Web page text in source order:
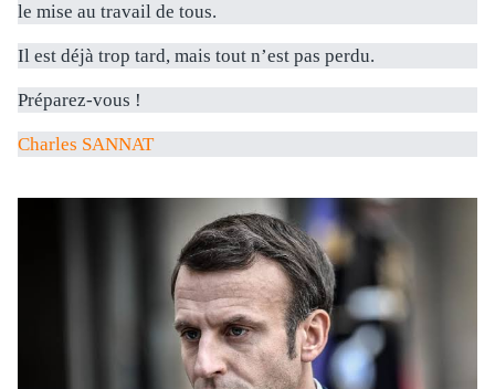
le mise au travail de tous.
Il est déjà trop tard, mais tout n’est pas perdu.
Préparez-vous !
Charles SANNAT